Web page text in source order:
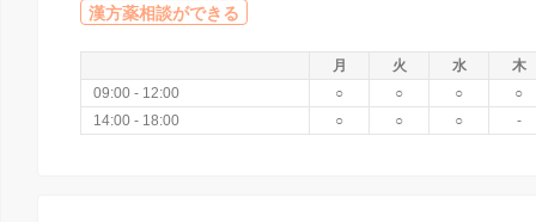
漢方薬相談ができる
月 火 水
木
09:00 - 12:00
○ ○ ○
○
14:00 - 18:00
○ ○ ○ -